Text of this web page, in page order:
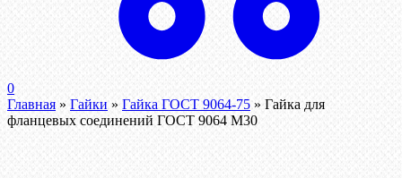
0
Главная » Гайки » Гайка ГОСТ 9064-75 » Гайка для
фланцевых соединений ГОСТ 9064 М30